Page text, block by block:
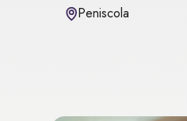
Peniscola